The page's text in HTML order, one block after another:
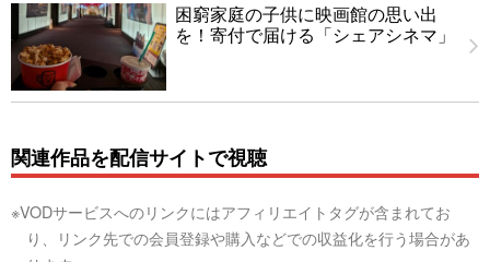
困窮家庭の子供に映画館の思い出
を！寄付で届ける「シェアシネマ」
関連作品を配信サイトで視聴
※VODサービスへのリンクにはアフィリエイトタグが含まれてお
り、リンク先での会員登録や購入などでの収益化を行う場合があ